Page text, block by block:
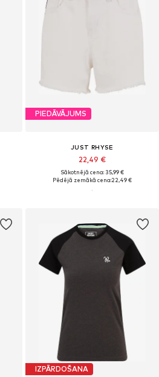
PIEDĀVĀJUMS
JUST RHYSE
22,49 €
Sākotnējā cena: 35,99 €
Pēdējā zemākā cena:22,49 €
IZPĀRDOŠANA